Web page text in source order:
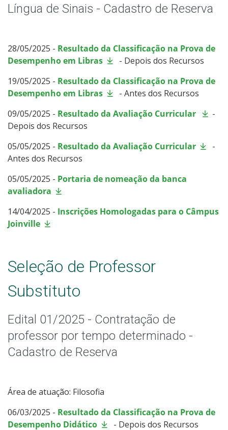
Língua de Sinais - Cadastro de Reserva
28/05/2025 - Resultado da Classificação na Prova de
Desempenho em Libras
- Depois dos Recursos
19/05/2025 - Resultado da Classificação na Prova de
Desempenho em Libras
- Antes dos Recursos
09/05/2025 - Resultado da Avaliação Curricular
-
Depois dos Recursos
05/05/2025 - Resultado da Avaliação Curricular
-
Antes dos Recursos
05/05/2025 - Portaria de nomeação da banca
avaliadora
14/04/2025 - Inscrições Homologadas para o Câmpus
Joinville
Seleção de Professor
Substituto
Edital 01/2025 - Contratação de
professor por tempo determinado -
Cadastro de Reserva
Área de atuação: Filosofia
06/03/2025 - Resultado da Classificação na Prova de
Desempenho Didático
- Depois dos Recursos